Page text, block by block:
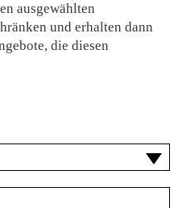
ausgewählten
und erhalten dann
die diesen